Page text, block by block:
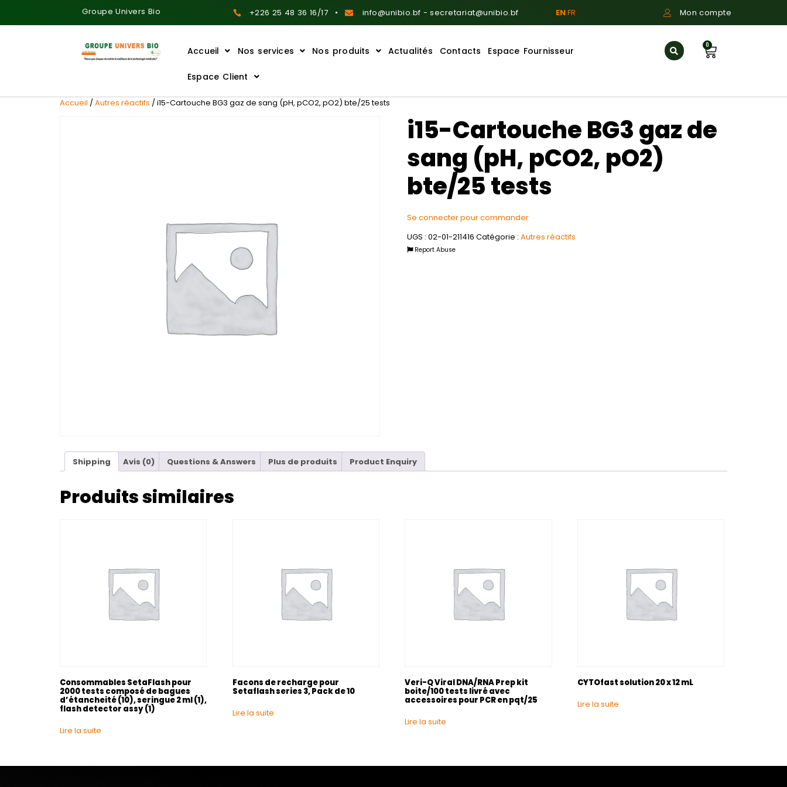
Groupe Univers Bio +226 25 48 36 16/17 info@unibio.bf - secretariat@unibio.bf ENFR Mon compte
Accueil Nos services Nos produits Actualités Contacts Espace Fournisseur
Espace Client
0
Accueil /Autres réactifs / i15-Cartouche BG3 gaz de sang (pH, pCO2, pO2) bte/25 tests
i15-Cartouche BG3 gaz de
sang (pH, pCO2, pO2)
bte/25 tests
Se connecter pour commander
UGS : 02-01-211416 Catégorie : Autres réactifs
Report Abuse
Shipping Avis (0) Questions & Answers Plus de produits Product Enquiry
Produits similaires
Consommables SetaFlash pour
2000 tests composé de bagues
d’étancheité (10), seringue 2 ml (1),
flash detector assy (1)
Lire la suite
Facons de recharge pour
Setaflash series 3, Pack de 10
Lire la suite
Veri-Q Viral DNA/RNA Prep kit
boite/100 tests livré avec
accessoires pour PCR en pqt/25
Lire la suite
CYTOfast solution 20 x 12 mL
Lire la suite